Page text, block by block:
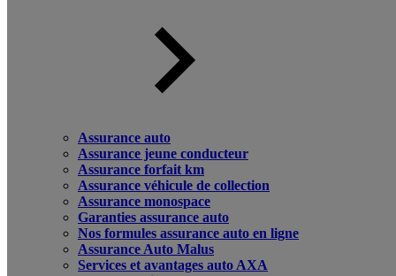
Assurance auto
Assurance jeune conducteur
Assurance forfait km
Assurance véhicule de collection
Assurance monospace
Garanties assurance auto
Nos formules assurance auto en ligne
Assurance Auto Malus
Services et avantages auto AXA